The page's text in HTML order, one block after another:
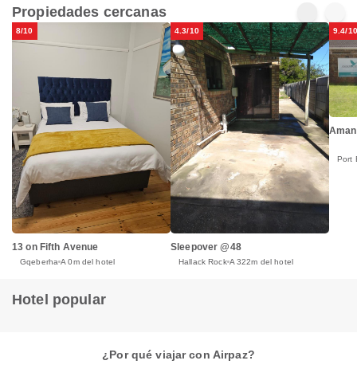
Propiedades cercanas
8/10
13 on Fifth Avenue
Gqeberha A 0m del hotel
4.3/10
Sleepover @48
Hallack Rock A 322m del hotel
9.4/10
Port
Hotel popular
¿Por qué viajar con Airpaz?